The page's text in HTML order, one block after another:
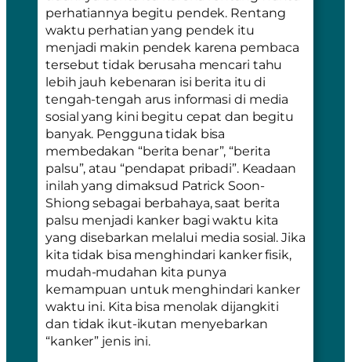
perhatiannya begitu pendek. Rentang
waktu perhatian yang pendek itu
menjadi makin pendek karena pembaca
tersebut tidak berusaha mencari tahu
lebih jauh kebenaran isi berita itu di
tengah-tengah arus informasi di media
sosial yang kini begitu cepat dan begitu
banyak. Pengguna tidak bisa
membedakan “berita benar”, “berita
palsu”, atau “pendapat pribadi”. Keadaan
inilah yang dimaksud Patrick Soon-
Shiong sebagai berbahaya, saat berita
palsu menjadi kanker bagi waktu kita
yang disebarkan melalui media sosial. Jika
kita tidak bisa menghindari kanker fisik,
mudah-mudahan kita punya
kemampuan untuk menghindari kanker
waktu ini. Kita bisa menolak dijangkiti
dan tidak ikut-ikutan menyebarkan
“kanker” jenis ini.